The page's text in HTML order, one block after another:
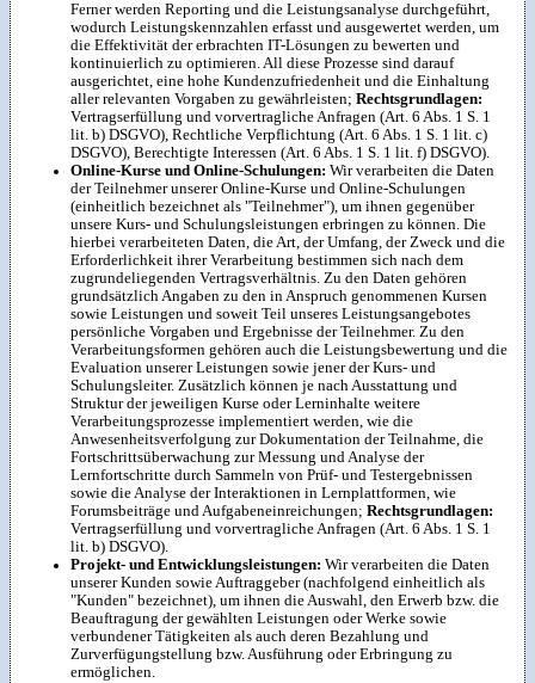
Ferner werden Reporting und die Leistungsanalyse durchgeführt,
wodurch Leistungskennzahlen erfasst und ausgewertet werden, um
die Effektivität der erbrachten IT-Lösungen zu bewerten und
kontinuierlich zu optimieren. All diese Prozesse sind darauf
ausgerichtet, eine hohe Kundenzufriedenheit und die Einhaltung
aller relevanten Vorgaben zu gewährleisten;Rechtsgrundlagen:
Vertragserfüllung und vorvertragliche Anfragen (Art. 6 Abs. 1 S. 1
lit. b) DSGVO), Rechtliche Verpflichtung (Art. 6 Abs. 1 S. 1 lit. c)
DSGVO), Berechtigte Interessen (Art. 6 Abs. 1 S. 1 lit. f) DSGVO).
Online-Kurse und Online-Schulungen:Wir verarbeiten die Daten
der Teilnehmer unserer Online-Kurse und Online-Schulungen
(einheitlich bezeichnet als "Teilnehmer"), um ihnen gegenüber
unsere Kurs- und Schulungsleistungen erbringen zu können. Die
hierbei verarbeiteten Daten, die Art, der Umfang, der Zweck und die
Erforderlichkeit ihrer Verarbeitung bestimmen sich nach dem
zugrundeliegenden Vertragsverhältnis. Zu den Daten gehören
grundsätzlich Angaben zu den in Anspruch genommenen Kursen
sowie Leistungen und soweit Teil unseres Leistungsangebotes
persönliche Vorgaben und Ergebnisse der Teilnehmer. Zu den
Verarbeitungsformen gehören auch die Leistungsbewertung und die
Evaluation unserer Leistungen sowie jener der Kurs- und
Schulungsleiter. Zusätzlich können je nach Ausstattung und
Struktur der jeweiligen Kurse oder Lerninhalte weitere
Verarbeitungsprozesse implementiert werden, wie die
Anwesenheitsverfolgung zur Dokumentation der Teilnahme, die
Fortschrittsüberwachung zur Messung und Analyse der
Lernfortschritte durch Sammeln von Prüf- und Testergebnissen
sowie die Analyse der Interaktionen in Lernplattformen, wie
Forumsbeiträge und Aufgabeneinreichungen;Rechtsgrundlagen:
Vertragserfüllung und vorvertragliche Anfragen (Art. 6 Abs. 1 S. 1
lit. b) DSGVO).
Projekt- und Entwicklungsleistungen:Wir verarbeiten die Daten
unserer Kunden sowie Auftraggeber (nachfolgend einheitlich als
"Kunden" bezeichnet), um ihnen die Auswahl, den Erwerb bzw. die
Beauftragung der gewählten Leistungen oder Werke sowie
verbundener Tätigkeiten als auch deren Bezahlung und
Zurverfügungstellung bzw. Ausführung oder Erbringung zu
ermöglichen.